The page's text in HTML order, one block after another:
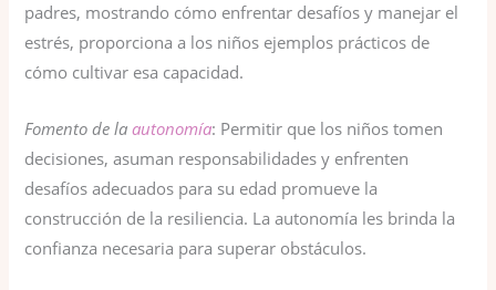
padres, mostrando cómo enfrentar desafíos y manejar el
estrés, proporciona a los niños ejemplos prácticos de
cómo cultivar esa capacidad.
Fomento de laautonomía: Permitir que los niños tomen
decisiones, asuman responsabilidades y enfrenten
desafíos adecuados para su edad promueve la
construcción de la resiliencia. La autonomía les brinda la
confianza necesaria para superar obstáculos.